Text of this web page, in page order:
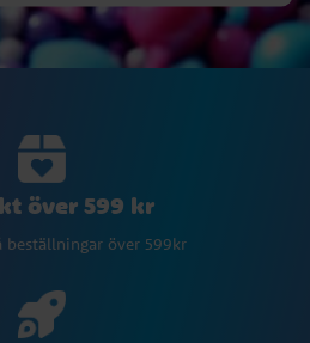
över 599 kr
beställningar över 599kr